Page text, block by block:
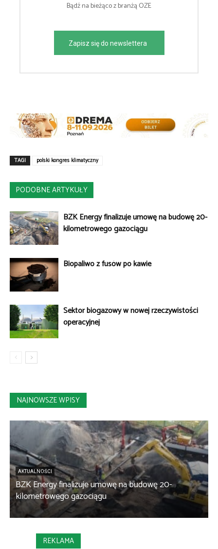
Bądź na bieżąco z branżą OZE
Zapisz się do newslettera
TAGI polski kongres klimatyczny
PODOBNE ARTYKUŁY
BZK Energy finalizuje umowę na budowę 20-
kilometrowego gazociągu
Biopaliwo z fusów po kawie
Sektor biogazowy w nowej rzeczywistości
operacyjnej
NAJNOWSZE WPISY
AKTUALNOŚCI
BZK Energy finalizuje umowę na budowę 20-
kilometrowego gazociągu
REKLAMA